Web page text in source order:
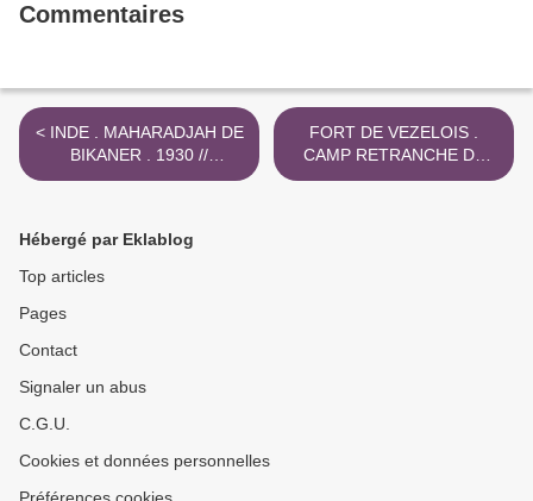
Commentaires
< INDE . MAHARADJAH DE
BIKANER . 1930 //
LALLGARH PALACE
FORT DE VEZELOIS .
CAMP RETRANCHE DE
BELFORT . 1883 - 86 >
Hébergé par Eklablog
Top articles
Pages
Contact
Signaler un abus
C.G.U.
Cookies et données personnelles